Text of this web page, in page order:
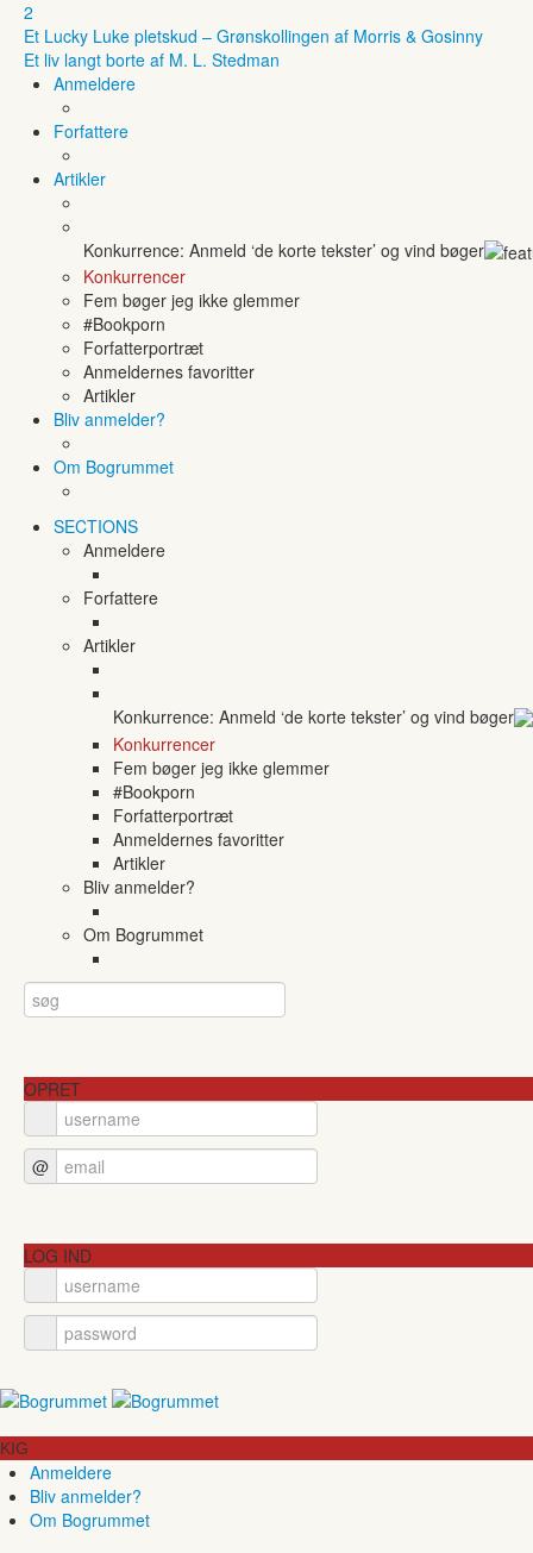
2
Et Lucky Luke pletskud – Grønskollingen af Morris & Gosinny
Et liv langt borte af M. L. Stedman
Anmeldere
Forfattere
Artikler
Konkurrence: Anmeld ‘de korte tekster’ og vind bøger
Konkurrencer
Fem bøger jeg ikke glemmer
#Bookporn
Forfatterportræt
Anmeldernes favoritter
Artikler
Bliv anmelder?
Om Bogrummet
SECTIONS
Anmeldere
Forfattere
Artikler
Konkurrence: Anmeld ‘de korte tekster’ og vind bøger
Konkurrencer
Fem bøger jeg ikke glemmer
#Bookporn
Forfatterportræt
Anmeldernes favoritter
Artikler
Bliv anmelder?
Om Bogrummet
OPRET
@
LOG IND
KIG
Anmeldere
Bliv anmelder?
Om Bogrummet